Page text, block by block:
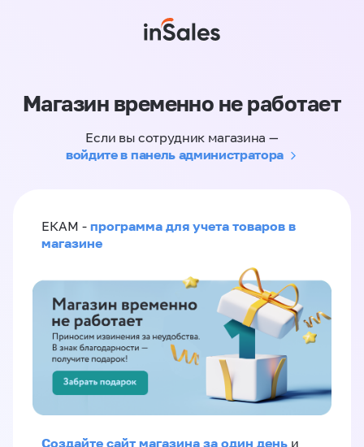
Магазин временно не работает
Если вы сотрудник магазина —
войдите в панель администратора
ЕКАМ - программа для учета товаров в
магазине
Создайте сайт магазина за один день и